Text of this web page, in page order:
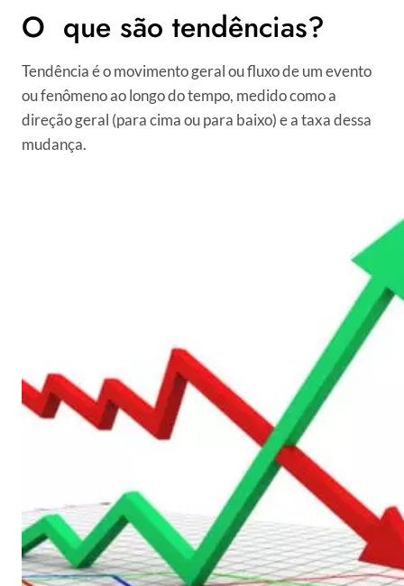
O que são tendências?
Tendência é o movimento geral ou fluxo de um evento
ou fenômeno ao longo do tempo, medido como a
direção geral (para cima ou para baixo) e a taxa dessa
mudança.